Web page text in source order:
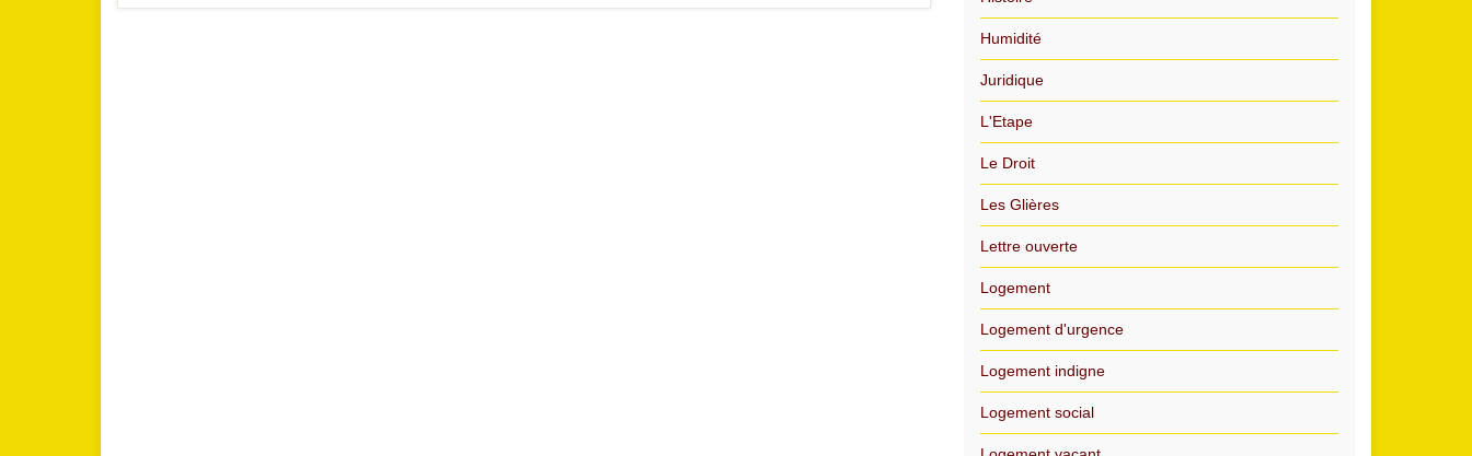
Humidité
Juridique
L'Etape
Le Droit
Les Glières
Lettre ouverte
Logement
Logement d'urgence
Logement indigne
Logement social